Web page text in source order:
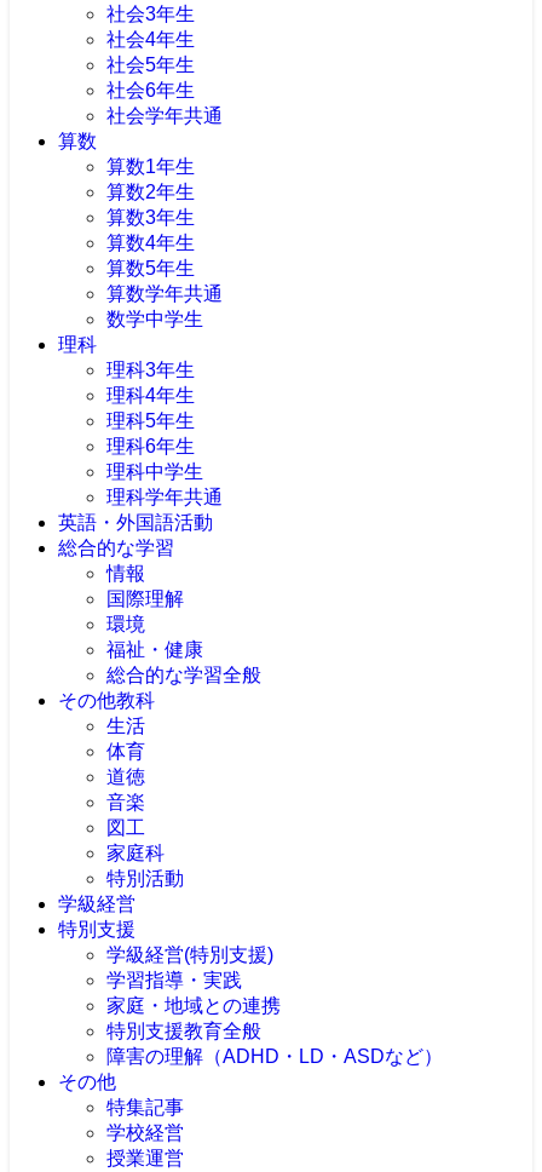
社会3年生
社会4年生
社会5年生
社会6年生
社会学年共通
算数
算数1年生
算数2年生
算数3年生
算数4年生
算数5年生
算数学年共通
数学中学生
理科
理科3年生
理科4年生
理科5年生
理科6年生
理科中学生
理科学年共通
英語・外国語活動
総合的な学習
情報
国際理解
環境
福祉・健康
総合的な学習全般
その他教科
生活
体育
道徳
音楽
図工
家庭科
特別活動
学級経営
特別支援
学級経営(特別支援)
学習指導・実践
家庭・地域との連携
特別支援教育全般
障害の理解（ADHD・LD・ASDなど）
その他
特集記事
学校経営
授業運営